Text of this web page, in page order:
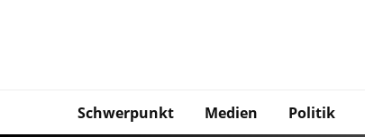
Schwerpunkt Medien Politik